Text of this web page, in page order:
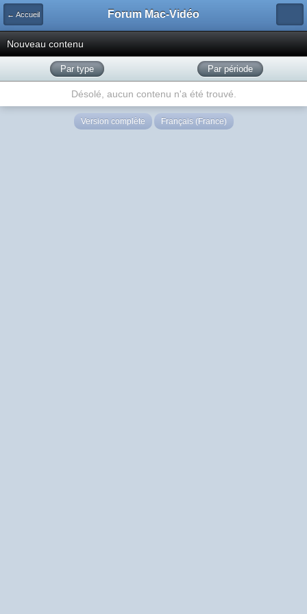
← Accueil Forum Mac-Vidéo
Nouveau contenu
Par type Par période
Désolé, aucun contenu n'a été trouvé.
Version complète Français (France)